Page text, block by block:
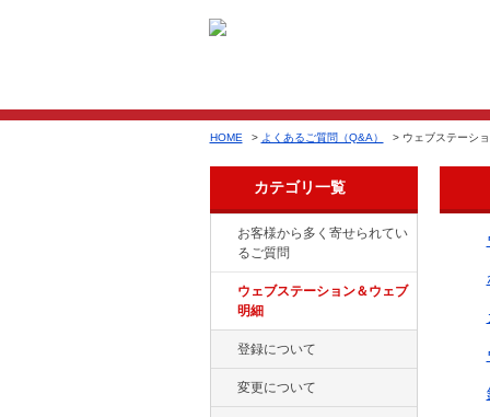
HOME > よくあるご質問（Q&A） > ウェブステーシ
カテゴリ一覧
お客様から多く寄せられてい
るご質問
ウェブステーション＆ウェブ
明細
登録について
変更について